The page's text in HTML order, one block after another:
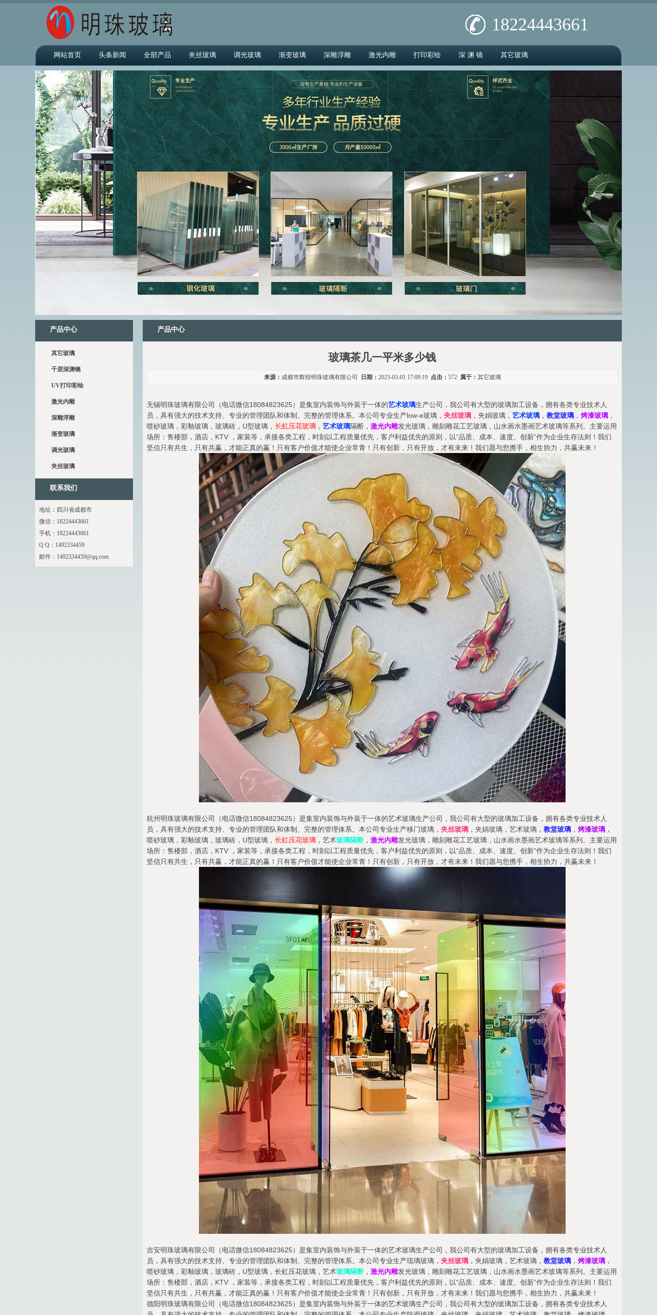
18224443661
网站首页 头条新闻 全部产品 夹丝玻璃 调光玻璃 渐变玻璃 深雕浮雕 激光内雕 打印彩绘 深 渊 镜 其它玻璃
产品中心
其它玻璃
千层深渊镜
UV打印彩绘
激光内雕
深雕浮雕
渐变玻璃
调光玻璃
夹丝玻璃
联系我们
地址：四川省成都市
微信：18224443661
手机：18224443661
Q Q：1492334459
邮件： 1492334459@qq.com
产品中心
玻璃茶几一平米多少钱
来源： 成都市辉煌明珠玻璃有限公司 日期： 2023-03-01 17:09:19 点击： 572 属于： 其它玻璃
无锡明珠玻璃有限公司（电话微信18084823625）是集室内装饰与外装于一体的艺术玻璃生产公司，我公司有大型的玻璃加工设备，拥有各类专业技术人
员，具有强大的技术支持、专业的管理团队和体制、完整的管理体系。本公司专业生产low-e玻璃， 夹丝玻璃 ，夹娟玻璃， 艺术玻璃 ， 教堂玻璃 ， 烤漆玻璃 ，
喷砂玻璃，彩釉玻璃，玻璃砖，U型玻璃， 长虹压花玻璃 ， 艺术玻璃隔断， 激光内雕发光玻璃，雕刻雕花工艺玻璃，山水画水墨画艺术玻璃等系列。主要运用
场所：售楼部，酒店，KTV ，家装等，承接各类工程，时刻以工程质量优先，客户利益优先的原则，以“品质、成本、速度、创新”作为企业生存法则！我们
坚信只有共生，只有共赢，才能正真的赢！只有客户价值才能使企业常青！只有创新，只有开放，才有未来！我们愿与您携手，相生协力，共赢未来！
杭州明珠玻璃有限公司（电话微信18084823625）是集室内装饰与外装于一体的艺术玻璃生产公司，我公司有大型的玻璃加工设备，拥有各类专业技术人
员，具有强大的技术支持、专业的管理团队和体制、完整的管理体系。本公司专业生产移门玻璃， 夹丝玻璃 ，夹娟玻璃，艺术玻璃， 教堂玻璃 ， 烤漆玻璃 ，
喷砂玻璃，彩釉玻璃，玻璃砖，U型玻璃， 长虹压花玻璃 ，艺术玻璃隔断 ， 激光内雕发光玻璃，雕刻雕花工艺玻璃，山水画水墨画艺术玻璃等系列。主要运用
场所：售楼部，酒店，KTV ，家装等，承接各类工程，时刻以工程质量优先，客户利益优先的原则，以“品质、成本、速度、创新”作为企业生存法则！我们
坚信只有共生，只有共赢，才能正真的赢！只有客户价值才能使企业常青！只有创新，只有开放，才有未来！我们愿与您携手，相生协力，共赢未来！
吉安明珠玻璃有限公司（电话微信18084823625）是集室内装饰与外装于一体的艺术玻璃生产公司，我公司有大型的玻璃加工设备，拥有各类专业技术人
员，具有强大的技术支持、专业的管理团队和体制、完整的管理体系。本公司专业生产琉璃玻璃， 夹丝玻璃 ，夹娟玻璃，艺术玻璃， 教堂玻璃 ， 烤漆玻璃 ，
喷砂玻璃，彩釉玻璃，玻璃砖，U型玻璃，长虹压花玻璃，艺术玻璃隔断 ， 激光内雕发光玻璃，雕刻雕花工艺玻璃，山水画水墨画艺术玻璃等系列。主要运用
场所：售楼部，酒店，KTV ，家装等，承接各类工程，时刻以工程质量优先，客户利益优先的原则，以“品质、成本、速度、创新”作为企业生存法则！我们
坚信只有共生，只有共赢，才能正真的赢！只有客户价值才能使企业常青！只有创新，只有开放，才有未来！我们愿与您携手，相生协力，共赢未来！
德阳明珠玻璃有限公司（电话微信18084823625）是集室内装饰与外装于一体的艺术玻璃生产公司，我公司有大型的玻璃加工设备，拥有各类专业技术人